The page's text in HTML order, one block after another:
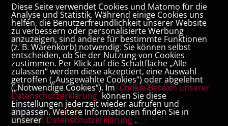
VERTRAG WIDERRUFEN
Datenschutz- und Cookieerklärung
ZAHLUNGSMÖGLICHKEITEN
Rechnung
Diese Seite verwendet Cookies und Matomo für die
Analyse und Statistik. Während einige Cookies uns
helfen, die Benutzerfreundlichkeit unserer Website
zu verbessern oder personalisierte Werbung
anzuzeigen, sind andere für bestimmte Funktionen
(z. B. Warenkorb) notwendig. Sie können selbst
entscheiden, ob Sie der Nutzung von Cookies
zustimmen. Per Klick auf die Schaltfläche „Alle
zulassen“ werden diese akzeptiert, eine Auswahl
getroffen („Ausgewählte Cookies“) oder abgelehnt
(„Notwendige Cookies“). Im Cookie-Bereich unserer
Datenschutzerklärung können Sie diese
Einstellungen jederzeit wieder aufrufen und
anpassen. Weitere Informationen finden Sie in
unserer Datenschutzerklärung .